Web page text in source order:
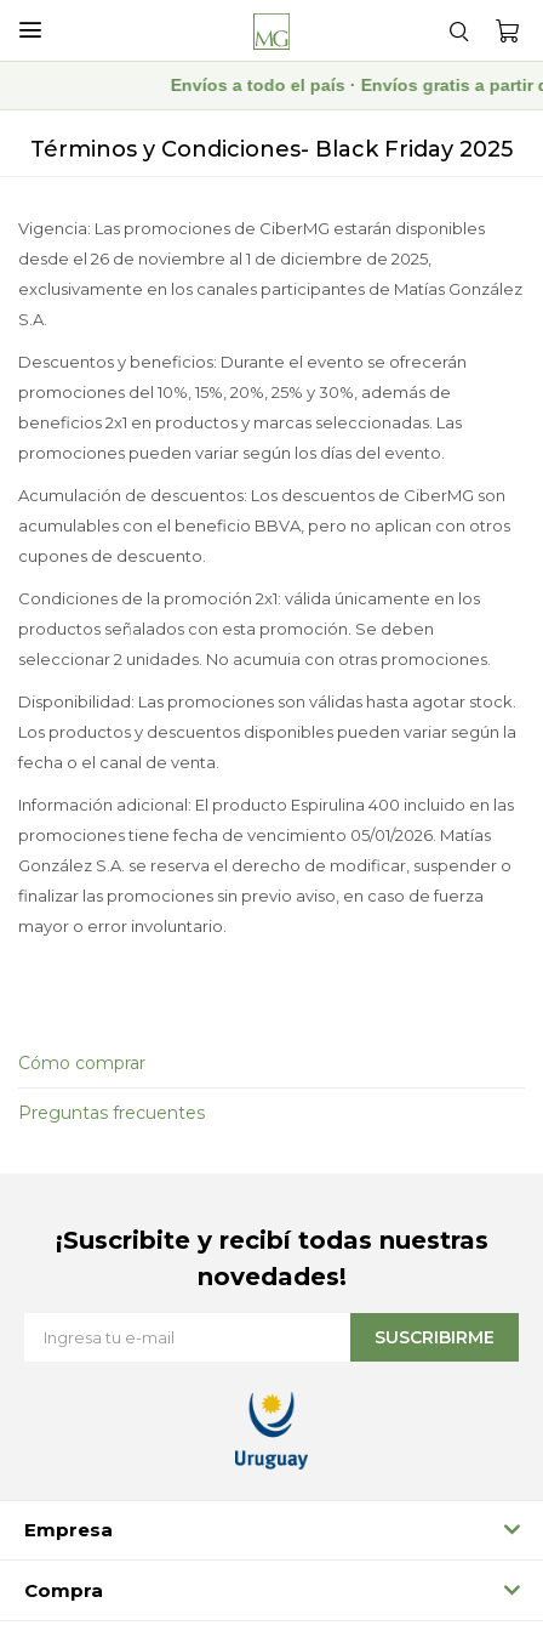

Envíos a todo el país · Envíos gratis a partir
Términos y Condiciones- Black Friday 2025
Vigencia: Las promociones de CiberMG estarán disponibles
desde el 26 de noviembre al 1 de diciembre de 2025,
exclusivamente en los canales participantes de Matías González
S.A.
Descuentos y beneficios: Durante el evento se ofrecerán
promociones del 10%, 15%, 20%, 25% y 30%, además de
beneficios 2x1 en productos y marcas seleccionadas. Las
promociones pueden variar según los días del evento.
Acumulación de descuentos: Los descuentos de CiberMG son
acumulables con el beneficio BBVA, pero no aplican con otros
cupones de descuento.
Condiciones de la promoción 2x1: válida únicamente en los
productos señalados con esta promoción. Se deben
seleccionar 2 unidades. No acumuia con otras promociones.
Disponibilidad: Las promociones son válidas hasta agotar stock.
Los productos y descuentos disponibles pueden variar según la
fecha o el canal de venta.
Información adicional: El producto Espirulina 400 incluido en las
promociones tiene fecha de vencimiento 05/01/2026. Matías
González S.A. se reserva el derecho de modificar, suspender o
finalizar las promociones sin previo aviso, en caso de fuerza
mayor o error involuntario.
Cómo comprar
Preguntas frecuentes
Empresa
Compra
¡Suscribite y recibí todas nuestras
novedades!
SUSCRIBIRME